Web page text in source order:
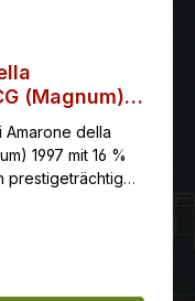
(Magnum)
Amarone della
1997 mit 16 %
prestigeträchtiger
durch Tradition
anzuhalten“.